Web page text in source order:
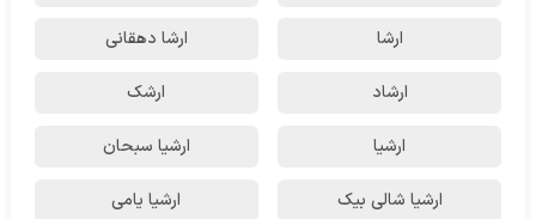
ارشا ارشا دهقانی
ارشاد ارشک
ارشیا ارشیا سبحان
ارشیا شالی بیک ارشیا یامی